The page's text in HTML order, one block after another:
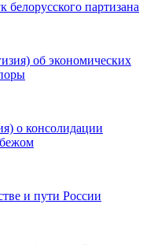
партизана
об экономических
о консолидации
и пути России